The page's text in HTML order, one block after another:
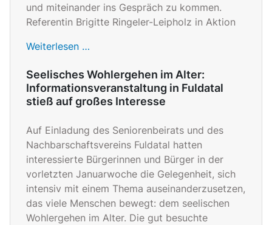
und miteinander ins Gespräch zu kommen.
Referentin Brigitte Ringeler-Leipholz in Aktion
Weiterlesen …
Seelisches Wohlergehen im Alter:
Informationsveranstaltung in Fuldatal
stieß auf großes Interesse
Auf Einladung des Seniorenbeirats und des
Nachbarschaftsvereins Fuldatal hatten
interessierte Bürgerinnen und Bürger in der
vorletzten Januarwoche die Gelegenheit, sich
intensiv mit einem Thema auseinanderzusetzen,
das viele Menschen bewegt: dem seelischen
Wohlergehen im Alter. Die gut besuchte